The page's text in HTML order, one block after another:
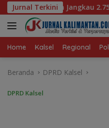
Langsung
ke
konten
Jurnal Terkini
Penerima
Home Kalsel Regional
Beranda DPRD Kalsel
DPRD Kalsel